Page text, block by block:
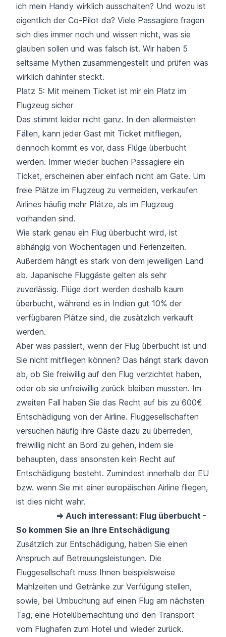
ich mein Handy wirklich ausschalten? Und wozu ist
eigentlich der Co-Pilot da? Viele Passagiere fragen
sich dies immer noch und wissen nicht, was sie
glauben sollen und was falsch ist. Wir haben 5
seltsame Mythen zusammengestellt und prüfen was
wirklich dahinter steckt.
Platz 5: Mit meinem Ticket ist mir ein Platz im
Flugzeug sicher
Das stimmt leider nicht ganz. In den allermeisten
Fällen, kann jeder Gast mit Ticket mitfliegen,
dennoch kommt es vor, dass Flüge überbucht
werden. Immer wieder buchen Passagiere ein
Ticket, erscheinen aber einfach nicht am Gate. Um
freie Plätze im Flugzeug zu vermeiden, verkaufen
Airlines häufig mehr Plätze, als im Flugzeug
vorhanden sind.
Wie stark genau ein Flug überbucht wird, ist
abhängig von Wochentagen und Ferienzeiten.
Außerdem hängt es stark von dem jeweiligen Land
ab. Japanische Fluggäste gelten als sehr
zuverlässig. Flüge dort werden deshalb kaum
überbucht, während es in Indien gut 10% der
verfügbaren Plätze sind, die zusätzlich verkauft
werden.
Aber was passiert, wenn der Flug überbucht ist und
Sie nicht mitfliegen können? Das hängt stark davon
ab, ob Sie freiwillig auf den Flug verzichtet haben,
oder ob sie unfreiwillig zurück bleiben mussten. Im
zweiten Fall haben Sie das Recht auf bis zu 600€
Entschädigung von der Airline. Fluggesellschaften
versuchen häufig ihre Gäste dazu zu überreden,
freiwillig nicht an Bord zu gehen, indem sie
behaupten, dass ansonsten kein Recht auf
Entschädigung besteht. Zumindest innerhalb der EU
bzw. wenn Sie mit einer europäischen Airline fliegen,
ist dies nicht wahr.
⇒ Auch interessant: Flug überbucht -
So kommen Sie an Ihre Entschädigung
Zusätzlich zur Entschädigung, haben Sie einen
Anspruch auf Betreuungsleistungen. Die
Fluggesellschaft muss Ihnen beispielsweise
Mahlzeiten und Getränke zur Verfügung stellen,
sowie, bei Umbuchung auf einen Flug am nächsten
Tag, eine Hotelübernachtung und den Transport
vom Flughafen zum Hotel und wieder zurück.